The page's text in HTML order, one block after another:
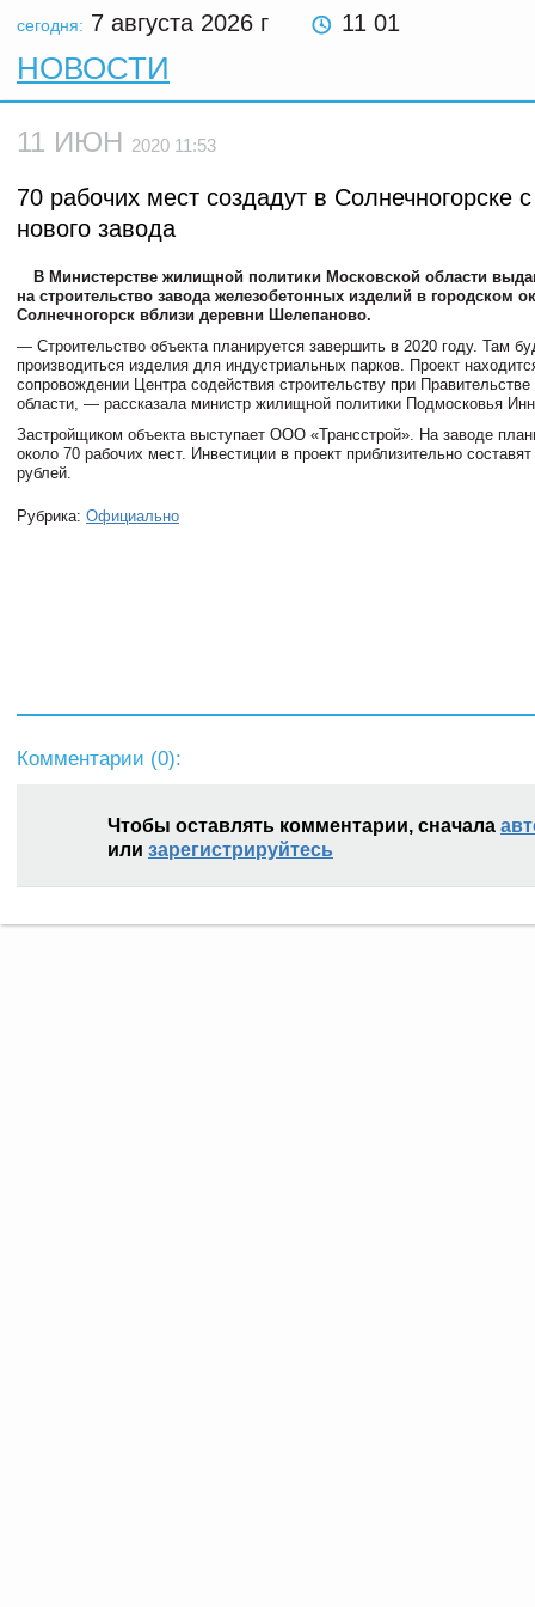
сегодня: 7 августа 2026 г 11 01
НОВОСТИ
11 ИЮН 2020 11:53
70 рабочих мест создадут в Солнечногорске
нового завода
В Министерстве жилищной политики Московской области
на строительство завода железобетонных изделий в городском
Солнечногорск вблизи деревни Шелепаново.
— Строительство объекта планируется завершить в 2020 году. Там
производиться изделия для индустриальных парков. Проект
сопровождении Центра содействия строительству при
области, — рассказала министр жилищной политики Подмосковья
Застройщиком объекта выступает ООО «Трансстрой». На заводе
около 70 рабочих мест. Инвестиции в проект приблизительно
рублей.
Рубрика: Официально
Комментарии (0):
Чтобы оставлять комментарии, сначала
или зарегистрируйтесь